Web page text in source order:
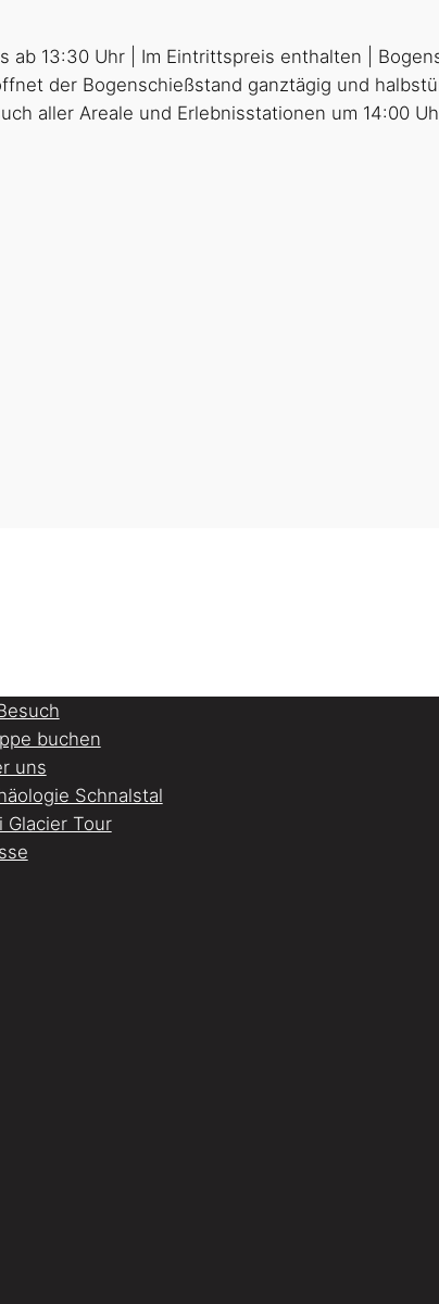
13:30 Uhr | Im Eintrittspreis enthalten |
der Bogenschießstand ganztägig und
aller Areale und Erlebnisstationen um 14:00
buchen
uns
Schnalstal
Glacier Tour